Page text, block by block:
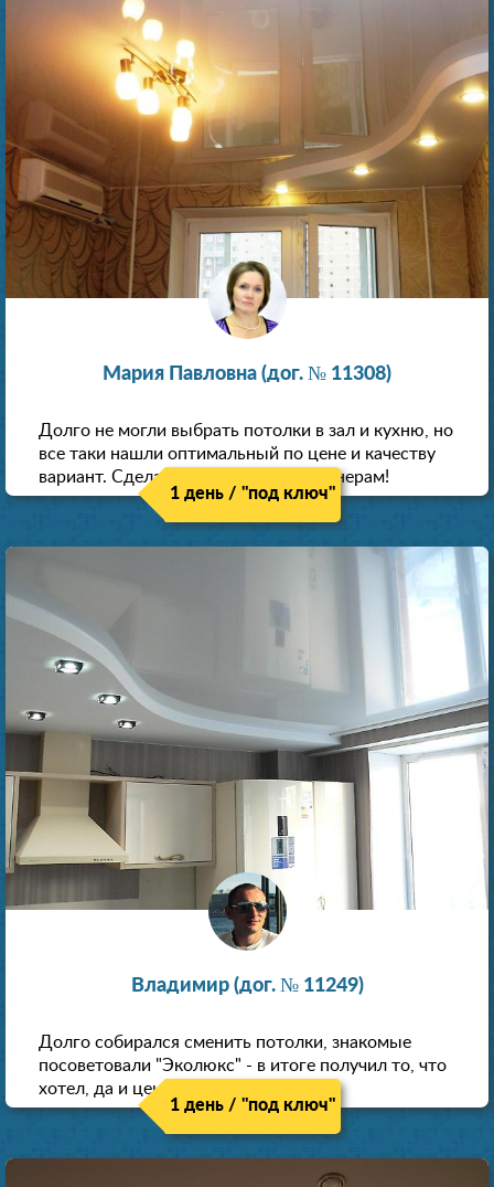
Мария Павловна (дог. № 11308)
Долго не могли выбрать потолки в зал и кухню, но
все таки нашли оптимальный по цене и качеству
вариант. Сделали скидку как пенсионерам!
1 день / "под ключ"
Владимир (дог. № 11249)
Долго собирался сменить потолки, знакомые
посоветовали "Эколюкс" - в итоге получил то, что
хотел, да и цена нормальная.
1 день / "под ключ"